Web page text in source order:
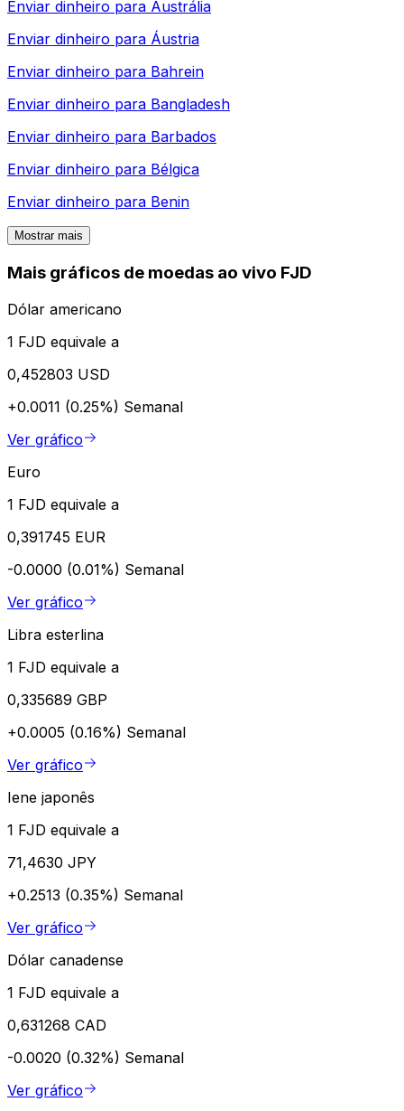
Enviar dinheiro para Austrália
Enviar dinheiro para Áustria
Enviar dinheiro para Bahrein
Enviar dinheiro para Bangladesh
Enviar dinheiro para Barbados
Enviar dinheiro para Bélgica
Enviar dinheiro para Benin
Mostrar mais
Mais gráficos de moedas ao vivo FJD
Dólar americano
1 FJD equivale a
0,452803 USD
+0.0011 (0.25%) Semanal
Ver gráfico
Euro
1 FJD equivale a
0,391745 EUR
-0.0000 (0.01%) Semanal
Ver gráfico
Libra esterlina
1 FJD equivale a
0,335689 GBP
+0.0005 (0.16%) Semanal
Ver gráfico
Iene japonês
1 FJD equivale a
71,4630 JPY
+0.2513 (0.35%) Semanal
Ver gráfico
Dólar canadense
1 FJD equivale a
0,631268 CAD
-0.0020 (0.32%) Semanal
Ver gráfico